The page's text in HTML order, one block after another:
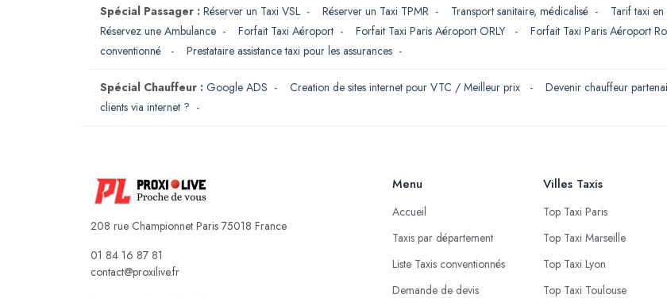
Spécial Passager : Réserver un Taxi VSL - Réserver un Taxi TPMR - Transport sanitaire, médicalisé - Tarif taxi
Réservez une Ambulance - Forfait Taxi Aéroport - Forfait Taxi Paris Aéroport ORLY - Forfait Taxi Paris Aéroport
conventionné
- Prestataire assistance taxi pour les assurances -
Spécial Chauffeur : Google ADS - Creation de sites internet pour VTC / Meilleur prix - Devenir chauffeur
clients via internet ? -
208 rue Championnet Paris 75018 France
01 84 16 87 81
contact@proxilive.fr
Menu
Accueil
Taxis par département
Liste Taxis conventionnés
Demande de devis
Villes Taxis
Top Taxi Paris
Top Taxi Marseille
Top Taxi Lyon
Top Taxi Toulouse